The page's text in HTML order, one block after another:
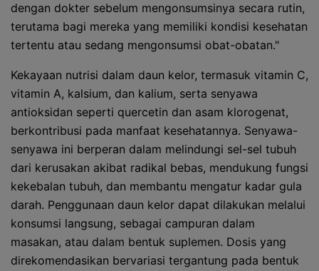
dengan dokter sebelum mengonsumsinya secara rutin,
terutama bagi mereka yang memiliki kondisi kesehatan
tertentu atau sedang mengonsumsi obat-obatan."
Kekayaan nutrisi dalam daun kelor, termasuk vitamin C,
vitamin A, kalsium, dan kalium, serta senyawa
antioksidan seperti quercetin dan asam klorogenat,
berkontribusi pada manfaat kesehatannya. Senyawa-
senyawa ini berperan dalam melindungi sel-sel tubuh
dari kerusakan akibat radikal bebas, mendukung fungsi
kekebalan tubuh, dan membantu mengatur kadar gula
darah. Penggunaan daun kelor dapat dilakukan melalui
konsumsi langsung, sebagai campuran dalam
masakan, atau dalam bentuk suplemen. Dosis yang
direkomendasikan bervariasi tergantung pada bentuk